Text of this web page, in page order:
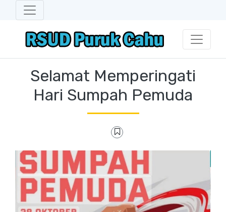
Selamat Memperingati
Hari Sumpah Pemuda